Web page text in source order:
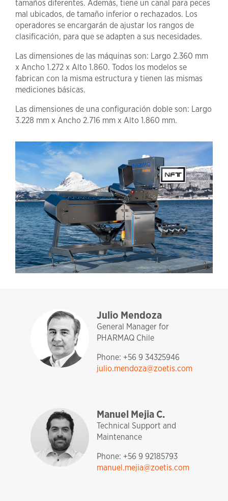
tamaños diferentes. Además, tiene un canal para peces
mal ubicados, de tamaño inferior o rechazados. Los
operadores se encargarán de ajustar los rangos de
clasificación, para que se adapten a sus necesidades.
Las dimensiones de las máquinas son: Largo 2.360 mm
x Ancho 1.272 x Alto 1.860. Todos los modelos se
fabrican con la misma estructura y tienen las mismas
mediciones básicas.
Las dimensiones de una configuración doble son: Largo
3.228 mm x Ancho 2.716 mm x Alto 1.860 mm.
sales and technical support
management
pharmaq
chile
Julio Mendoza
General Manager for
PHARMAQ Chile
Phone: +56 9 34325946
julio.mendoza@zoetis.com
sales and technical support
fishteq
Manuel Mejia C.
Technical Support and
Maintenance
Phone: +56 9 92185793
manuel.mejia@zoetis.com